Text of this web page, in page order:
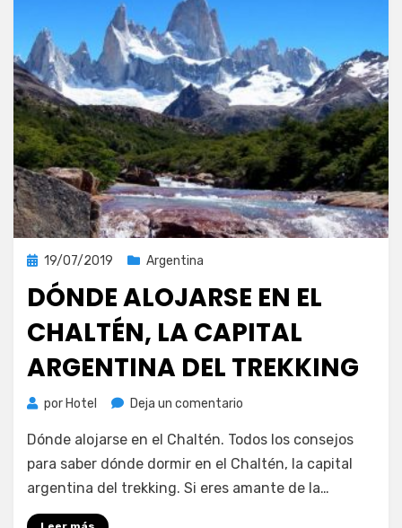
Publicada
19/07/2019 Argentina
DÓNDE ALOJARSE EN EL
CHALTÉN, LA CAPITAL
ARGENTINA DEL TREKKING
por Hotel Deja un comentario
alojarse
en
el
Dónde alojarse en el Chaltén. Todos los consejos
para saber dónde dormir en el Chaltén, la capital
argentina del trekking. Si eres amante de la…